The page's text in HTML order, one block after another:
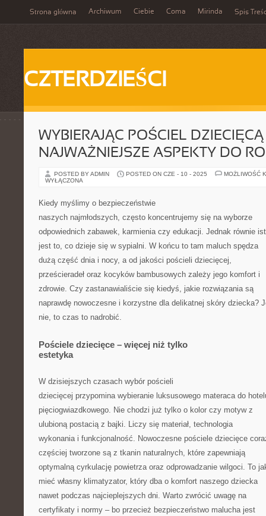
Strona główna Archiwum Ciebie Coma Mirinda Spis
CZTERDZIEŚCI
WYBIERAJĄC POŚCIEL DZIECIĘCĄ
NAJWAŻNIEJSZE ASPEKTY DO
POSTED BY ADMIN POSTED ON CZE - 10 - 2025
MOŻLIWOŚĆ
WYŁĄCZONA
Kiedy myślimy o bezpieczeństwie
naszych najmłodszych, często koncentrujemy się na wyborze
odpowiednich zabawek, karmienia czy edukacji. Jednak równie
jest to, co dzieje się w sypialni. W końcu to tam maluch spędza
dużą część dnia i nocy, a od jakości pościeli dziecięcej,
prześcieradeł oraz kocyków bambusowych zależy jego komfort i
zdrowie. Czy zastanawialiście się kiedyś, jakie rozwiązania są
naprawdę nowoczesne i korzystne dla delikatnej skóry dziecka?
nie, to czas to nadrobić.
Pościele dziecięce – więcej niż tylko
estetyka
W dzisiejszych czasach wybór pościeli
dziecięcej przypomina wybieranie luksusowego materaca do
pięciogwiazdkowego. Nie chodzi już tylko o kolor czy motyw z
ulubioną postacią z bajki. Liczy się materiał, technologia
wykonania i funkcjonalność. Nowoczesne pościele dziecięce
częściej tworzone są z tkanin naturalnych, które zapewniają
optymalną cyrkulację powietrza oraz odprowadzanie wilgoci. To
mieć własny klimatyzator, który dba o komfort naszego dziecka
nawet podczas najcieplejszych dni. Warto zwrócić uwagę na
certyfikaty i normy – bo przecież bezpieczeństwo malucha jest